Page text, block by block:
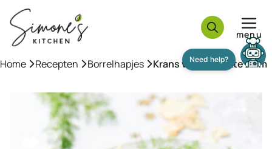
naar
inhoud
menu
Home »Recepten »Borrelhapjes »Krans van gerookte zalm